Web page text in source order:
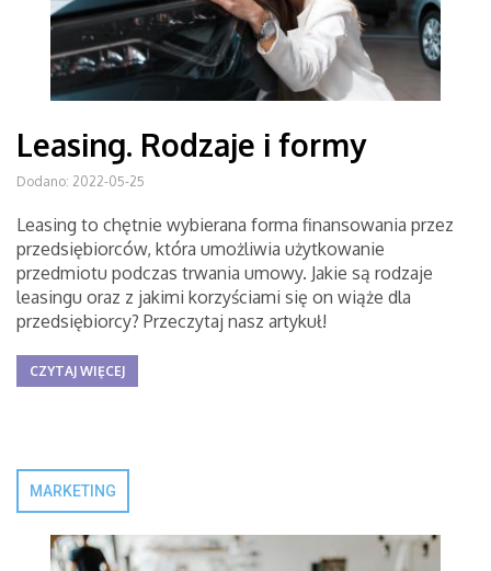
Leasing. Rodzaje i formy
Dodano: 2022-05-25
Leasing to chętnie wybierana forma finansowania przez
przedsiębiorców, która umożliwia użytkowanie
przedmiotu podczas trwania umowy. Jakie są rodzaje
leasingu oraz z jakimi korzyściami się on wiąże dla
przedsiębiorcy? Przeczytaj nasz artykuł!
CZYTAJ WIĘCEJ
MARKETING